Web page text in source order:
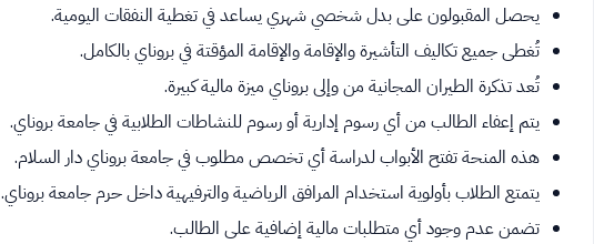
يحصل المقبولون على بدل شخصي شهري يساعد في تغطية النفقات اليومية.
تُغطى جميع تكاليف التأشيرة والإقامة والإقامة المؤقتة في بروناي بالكامل.
تُعد تذكرة الطيران المجانية من وإلى بروناي ميزة مالية كبيرة.
يتم إعفاء الطالب من أي رسوم إدارية أو رسوم للنشاطات الطلابية في جامعة بروناي.
هذه المنحة تفتح الأبواب لدراسة أي تخصص مطلوب في جامعة بروناي دار السلام.
يتمتع الطلاب بأولوية استخدام المرافق الرياضية والترفيهية داخل حرم جامعة بروناي.
تضمن عدم وجود أي متطلبات مالية إضافية على الطالب.